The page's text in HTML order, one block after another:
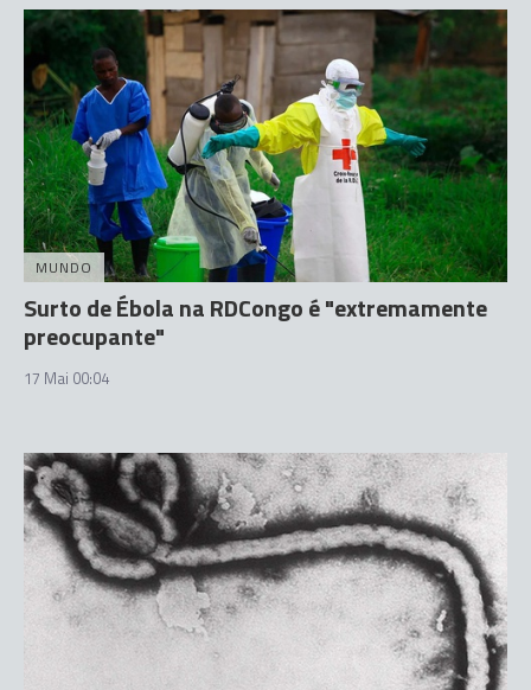
MUNDO
Surto de Ébola na RDCongo é "extremamente
preocupante"
17 Mai 00:04